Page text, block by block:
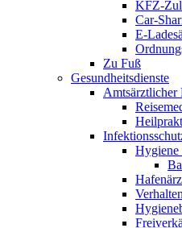
KFZ-
Car-
E-
Zu Fuß
Gesundheitsdienste
Amtsärztlicher